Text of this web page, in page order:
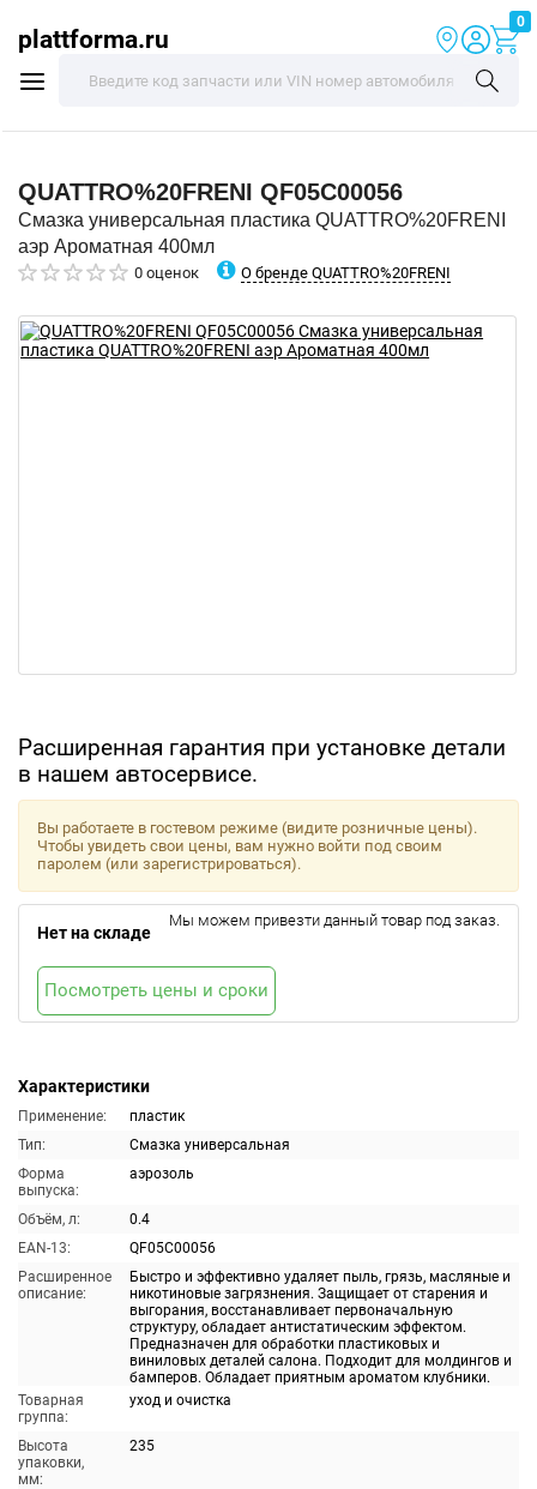
plattforma.ru
0
QUATTRO%20FRENI QF05C00056
Смазка универсальная пластика QUATTRO%20FRENI
аэр Ароматная 400мл
0 оценок О бренде QUATTRO%20FRENI
Расширенная гарантия при установке детали
в нашем автосервисе.
Характеристики
Применение:
пластик
Тип:
Смазка универсальная
Форма
выпуска:
аэрозоль
Объём, л:
0.4
EAN-13:
QF05C00056
Расширенное
описание:
Быстро и эффективно удаляет пыль, грязь, масляные и
никотиновые загрязнения. Защищает от старения и
выгорания, восстанавливает первоначальную
структуру, обладает антистатическим эффектом.
Предназначен для обработки пластиковых и
виниловых деталей салона. Подходит для молдингов и
бамперов. Обладает приятным ароматом клубники.
Товарная
группа:
уход и очистка
Высота
упаковки,
мм:
235
Вы работаете в гостевом режиме (видите розничные цены).
Чтобы увидеть свои цены, вам нужно войти под своим
паролем (или зарегистрироваться).
Нет на складе
Мы можем привезти данный товар под заказ.
Посмотреть цены и сроки